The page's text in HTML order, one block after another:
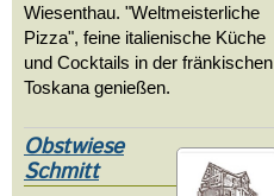
Wiesenthau. "Weltmeisterliche
Pizza", feine italienische Küche
und Cocktails in der fränkischen
Toskana genießen.
Obstwiese
Schmitt